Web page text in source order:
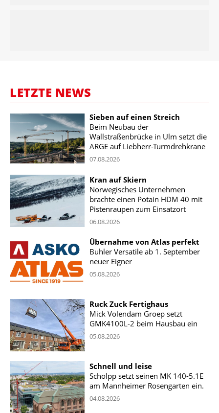
LETZTE NEWS
Sieben auf einen Streich
Beim Neubau der
Wallstraßenbrücke in Ulm setzt die
ARGE auf Liebherr-Turmdrehkrane
07.08.2026
Kran auf Skiern
Norwegisches Unternehmen
brachte einen Potain HDM 40 mit
Pistenraupen zum Einsatzort
06.08.2026
Übernahme von Atlas perfekt
Buhler Versatile ab 1. September
neuer Eigner
05.08.2026
Ruck Zuck Fertighaus
Mick Volendam Groep setzt
GMK4100L-2 beim Hausbau ein
05.08.2026
Schnell und leise
Scholpp setzt seinen MK 140-5.1E
am Mannheimer Rosengarten ein.
04.08.2026